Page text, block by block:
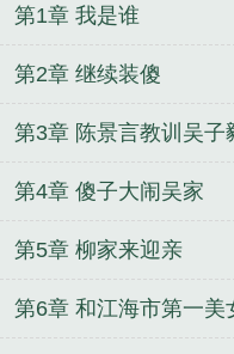
第1章 我是谁
第2章 继续装傻
第3章 陈景言教训吴子
第4章 傻子大闹吴家
第5章 柳家来迎亲
第6章 和江海市第一美